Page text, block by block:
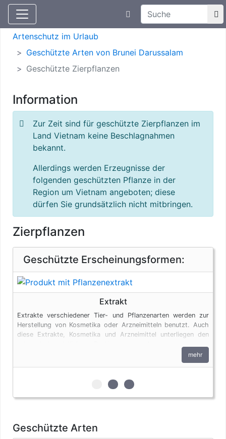
Aktuelle Meldungen
Suchtexteingabe
Artenschutz
Artenschutz im Urlaub
Geschützte Arten von Brunei Darussalam
Geschützte Zierpflanzen
Information
Zur Zeit sind für geschützte Zierpflanzen im
Land Vietnam keine Beschlagnahmen
bekannt.
Allerdings werden Erzeugnisse der
folgenden geschützten Pflanze in der
Region um Vietnam angeboten; diese
dürfen Sie grundsätzlich nicht mitbringen.
Zierpflanzen
Geschützte Erscheinungsformen:
Extrakt
Extrakte verschiedener Tier- und Pflanzenarten werden zur
Herstellung von Kosmetika oder Arzneimitteln benutzt. Auch
diese Extrakte, Kosmetika und Arzneimittel unterliegen den
mehr
zur 1. geschützten
zur 2. geschützten
zur 3. geschützten
Geschützte Arten